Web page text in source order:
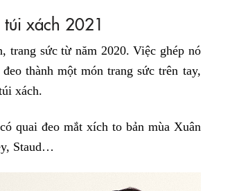
xách 2021
trang sức từ năm 2020. Việc ghép nó
thành một món trang sức trên tay,
xách.
quai đeo mắt xích to bản mùa Xuân
Staud…